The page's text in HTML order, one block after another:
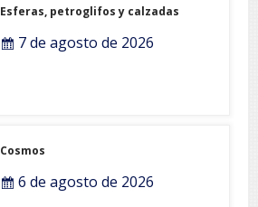
Esferas, petroglifos y calzadas
7 de agosto de 2026
Cosmos
6 de agosto de 2026